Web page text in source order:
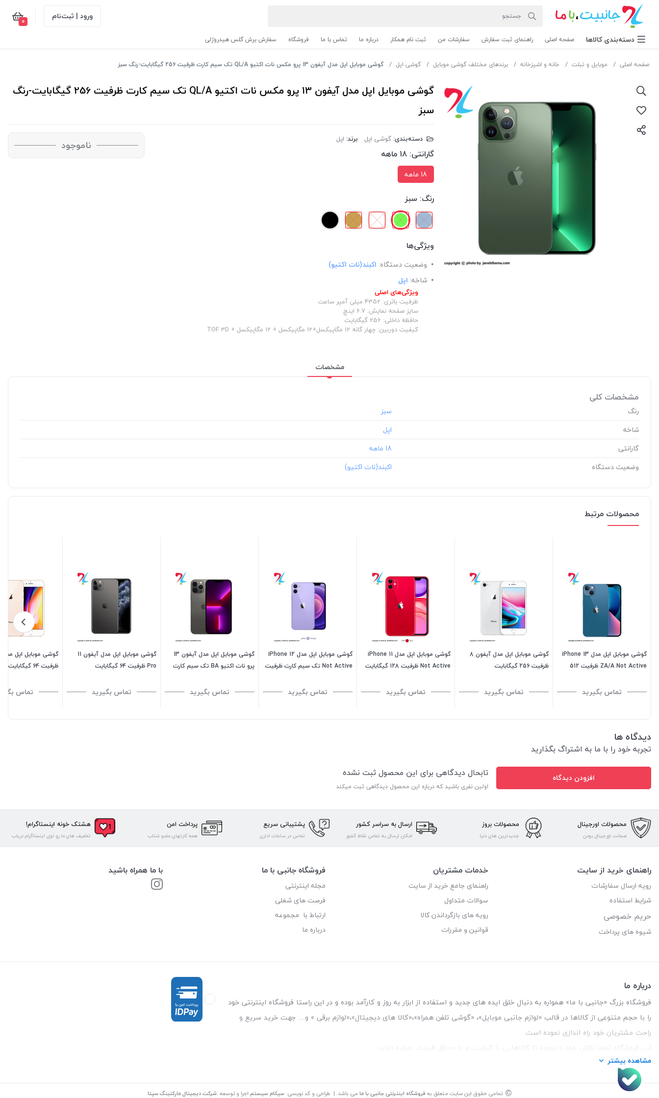
ورود | ثبت‌نام 0
دسته‌بندی‌ کالاها صفحه اصلی راهنمای ثبت سفارش سفارشات من ثبت نام همکار درباره ما تماس با ما فروشگاه سفارش برش گلس هیدروژلی
صفحه اصلی موبایل و تبلت خانه و اشپزخانه برندهای مختلف گوشی موبایل گوشی اپل گوشی موبایل اپل مدل آیفون 13 پرو مکس نات اکتیو QL/A تک سیم کارت ظرفیت 256 گیگابایت-رنگ سبز
گوشی موبایل اپل مدل آیفون 13 پرو مکس نات اکتیو QL/A تک سیم کارت ظرفیت 256 گیگابایت-رنگ
سبز
دسته‌بندی: گوشی اپل برند: اپل
گارانتی: 18 ماهه
18 ماهه
رنگ: سبز
ویژگی‌ها
وضعیت دستگاه: اکبند(نات اکتیو)
شاخه: اپل
ویژگی‌های اصلی
ظرفیت باتری: 4352 میلی آمپر ساعت
سایز صفحه نمایش: 6.7 اینچ
حافظه داخلی: 256 گیگابایت
کیفیت دوربین: چهار گانه 12 مگاپیکسل+12 مگاپیکسل + 12 مگاپیکسل + TOF 3D
ناموجود
مشخصات
مشخصات کلی
رنگ
شاخه
گارانتی
‎18 ماهه
وضعیت دستگاه
محصولات مرتبط
گوشی موبایل اپل مدل iPhone 13
ZA/A Not Active ظرفیت 512
تماس بگیرید
گوشی موبایل اپل مدل آیفون 8
ظرفیت 256 گیگابایت
تماس بگیرید
گوشی موبایل اپل مدل iPhone 11
Not Active ظرفیت 128 گیگابایت
تماس بگیرید
گوشی موبایل اپل مدل iPhone 12
Not Active تک سیم کارت ظرفیت
تماس بگیرید
گوشی موبایل اپل مدل آیفون 13
پرو نات اکتیو BA تک سیم کارت
تماس بگیرید
گوشی موبایل اپل مدل آیفون 11
Pro ظرفیت 64 گیگابایت
تماس بگیرید
ظرفیت 64 گیگابایت
تماس
دیدگاه ها
تجربه خود را با ما به اشتراگ بگذارید
افزودن دیدگاه تابحال دیدگاهی برای این محصول ثبت نشده
اولین نفری باشید که درباره این محصول دیدگاهی ثبت میکند
محصولات اورجینال
ضمانت اورجینال بودن
محصولات بروز
جدیدترین های دنیا
ارسال به سراسر کشور
امکان ارسال به تمامی نقاط کشور
پشتیبانی سریع
تماس در ساعات اداری
پرداخت امن
همه کارتهای عضو شتاب
هشتک خونه اینستاگرام!
تخفیف های ما رو توی اینستاگرام دریاب
راهنمای خرید از سایت
رویه ارسال سفارشات
شرایط استفاده
حریم خصوصی
شیوه های پرداخت
خدمات مشتریان
راهنمای جامع خرید از سایت
سوالات متداول
رویه های بازگرداندن کالا
قوانین و مقررات
فروشگاه جانبی با ما
مجله اینترنتی
فرصت های شغلی
ارتباط با مجموعه
درباره ما
با ما همراه باشید
درباره ما
فروشگاه بزرگ «جانبی با ما» همواره به دنبال خلق ایده های جدید و استفاده از ابزار به روز و کارآمد بوده و در این راستا فروشگاه اینترنتی خود
را با حجم متنوعی از کالاها در قالب «لوازم جانبی موبایل»، «گوشی تلفن همراه»،«کالا های دیجیتال»،«لوازم برقی » و… جهت خرید سریع و
راحت مشتریان خود راه اندازی نموده است.
این فروشگاه تمام تلاش خود را نموده تا کالاهایی با کیفیت و با حداقل قیمت عرضه نماید.
تلفن تماس :
مشاهده بیشتر
© تمامی حقوق این سایت متعلق به فروشگاه اینترنتی جانبی با ما می باشد. | طراحی و کد نویسی:سپکام سیستم اجرا و توسعه :شرکت دیجیتال مارکتینگ سپتا